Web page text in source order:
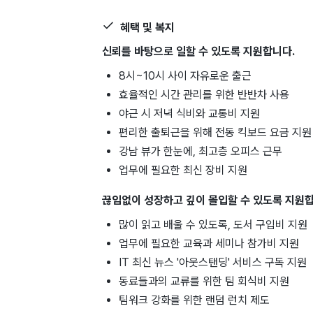
혜택 및 복지
신뢰를 바탕으로 일할 수 있도록 지원합니다.
8시~10시 사이 자유로운 출근
효율적인 시간 관리를 위한 반반차 사용
야근 시 저녁 식비와 교통비 지원
편리한 출퇴근을 위해 전동 킥보드 요금 지원
강남 뷰가 한눈에, 최고층 오피스 근무
업무에 필요한 최신 장비 지원
끊임없이 성장하고 깊이 몰입할 수 있도록 지원
많이 읽고 배울 수 있도록, 도서 구입비 지원
업무에 필요한 교육과 세미나 참가비 지원
IT 최신 뉴스 '아웃스탠딩' 서비스 구독 지원
동료들과의 교류를 위한 팀 회식비 지원
팀워크 강화를 위한 랜덤 런치 제도